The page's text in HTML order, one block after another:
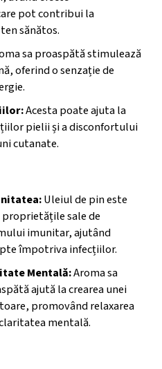
pot contribui la
sănătos.
sa proaspătă stimulează
oferind o senzație de
Acesta poate ajuta la
pielii și a disconfortului
cutanate.
Uleiul de pin este
sale de
imunitar, ajutând
împotriva infecțiilor.
Mentală:Aroma sa
ajută la crearea unei
promovând relaxarea
mentală.